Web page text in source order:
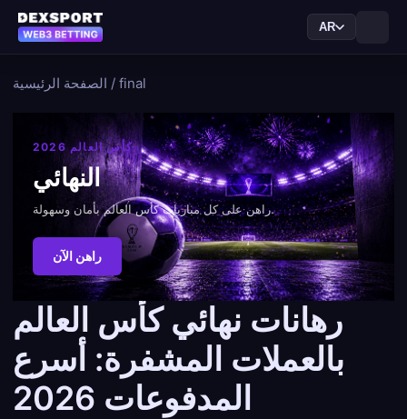
AR
الصفحة الرئيسية / final
كأس العالم 2026
النهائي
راهن على كل مباريات كأس العالم بأمان وسهولة.
راهن الآن
رهانات نهائي كأس العالم
بالعملات المشفرة: أسرع
المدفوعات 2026